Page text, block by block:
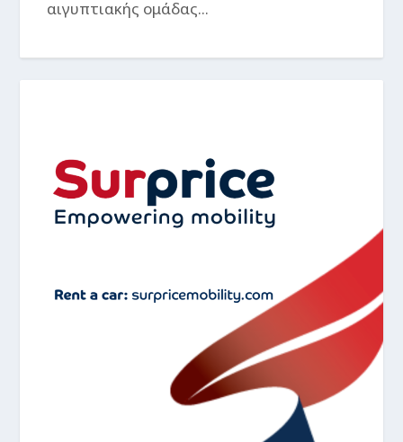
αιγυπτιακής ομάδας...